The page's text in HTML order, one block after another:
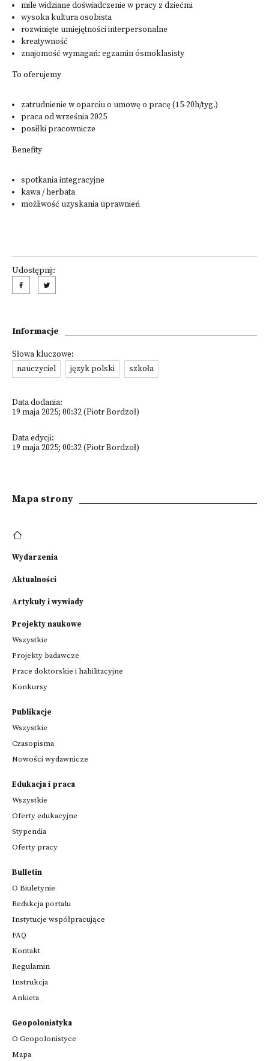
mile widziane doświadczenie w pracy z dziećmi
wysoka kultura osobista
rozwinięte umiejętności interpersonalne
kreatywność
znajomość wymagań: egzamin ósmoklasisty
To oferujemy
zatrudnienie w oparciu o umowę o pracę (15-20h/tyg.)
praca od września 2025
posiłki pracownicze
Benefity
spotkania integracyjne
kawa / herbata
możliwość uzyskania uprawnień
Udostępnij:
Informacje
Słowa kluczowe:
nauczyciel
język polski szkoła
Data dodania:
19 maja 2025; 00:32 (Piotr Bordzoł)
Data edycji:
19 maja 2025; 00:32 (Piotr Bordzoł)
Mapa strony
Wydarzenia
Aktualności
Artykuły i wywiady
Projekty naukowe
Wszystkie
Projekty badawcze
Prace doktorskie i habilitacyjne
Konkursy
Publikacje
Wszystkie
Czasopisma
Nowości wydawnicze
Edukacja i praca
Wszystkie
Oferty edukacyjne
Stypendia
Oferty pracy
Bulletin
O Biuletynie
Redakcja portalu
Instytucje współpracujące
FAQ
Kontakt
Regulamin
Instrukcja
Ankieta
Geopolonistyka
O Geopolonistyce
Mapa